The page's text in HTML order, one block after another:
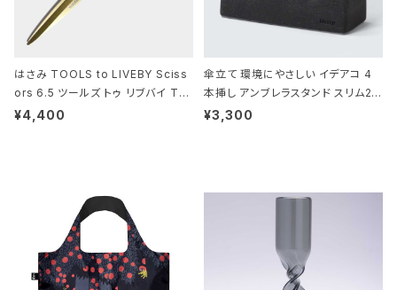
はさみ TOOLS to LIVEBY Sciss
ors 6.5 ツールズ トゥ リブバイ TL
010 シザーズ 6.5 ゴールド
¥4,400
傘立て 環境にやさしい イデアコ 4
本挿し アンブレラスタンド スリム2 i
deaco Umbrella Stand slim2 s
¥3,300